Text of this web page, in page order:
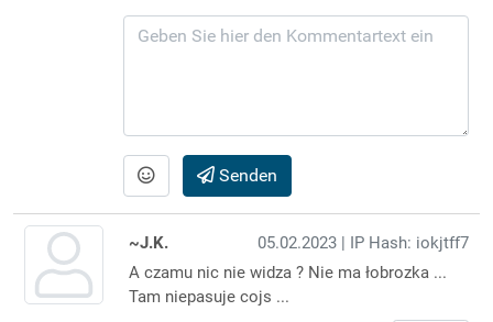
Senden
05.02.2023 | IP Hash: iokjtff7
~J.K.
A czamu nic nie widza ? Nie ma łobrozka ...
Tam niepasuje cojs ...